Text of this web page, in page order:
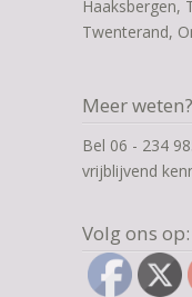
Haaksbergen,
Twenterand,
Meer weten?
Bel 06 - 234
vrijblijvend
Volg ons op: